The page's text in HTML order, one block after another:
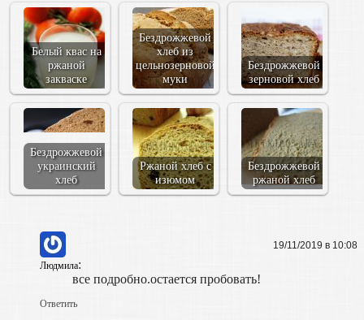
Белый квас на
ржаной
закваске
Бездрожжевой
хлеб из
цельнозерновой
муки
Бездрожжевой
зерновой хлеб
Бездрожжевой
украинский
хлеб
Ржаной хлеб с
изюмом
Бездрожжевой
ржаной хлеб
Людмила:
19/11/2019 в 10:08
все подробно.остается пробовать!
Ответить